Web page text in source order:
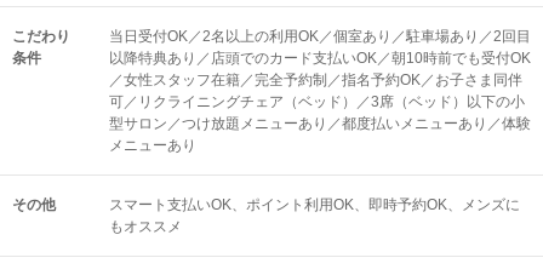
こだわり
条件
当日受付OK／2名以上の利用OK／個室あり／駐車場あり／2回目
以降特典あり／店頭でのカード支払いOK／朝10時前でも受付OK
／女性スタッフ在籍／完全予約制／指名予約OK／お子さま同伴
可／リクライニングチェア（ベッド）／3席（ベッド）以下の小
型サロン／つけ放題メニューあり／都度払いメニューあり／体験
メニューあり
その他 スマート支払いOK ポイント利用OK 即時予約OK
メンズに
もオススメ